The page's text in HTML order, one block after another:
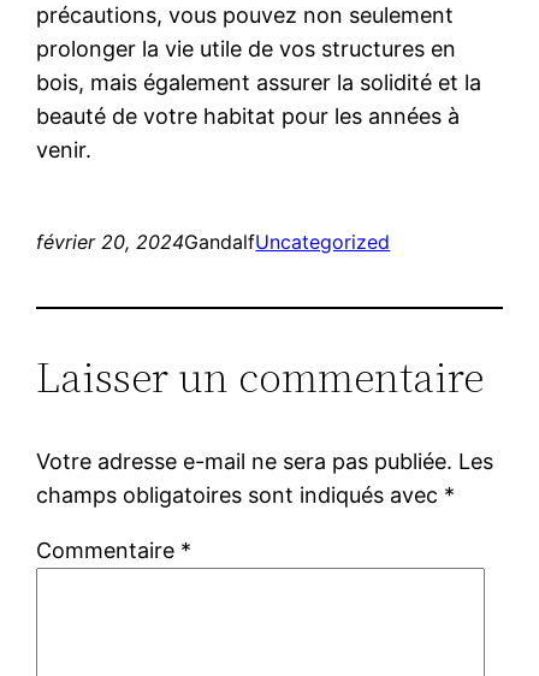
précautions, vous pouvez non seulement
prolonger la vie utile de vos structures en
bois, mais également assurer la solidité et la
beauté de votre habitat pour les années à
venir.
février 20, 2024GandalfUncategorized
Laisser un commentaire
Votre adresse e-mail ne sera pas publiée. Les
champs obligatoires sont indiqués avec *
Commentaire *